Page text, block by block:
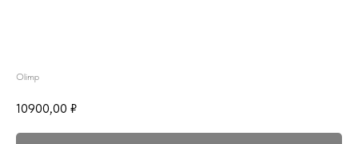
Olimp
10900,00 ₽